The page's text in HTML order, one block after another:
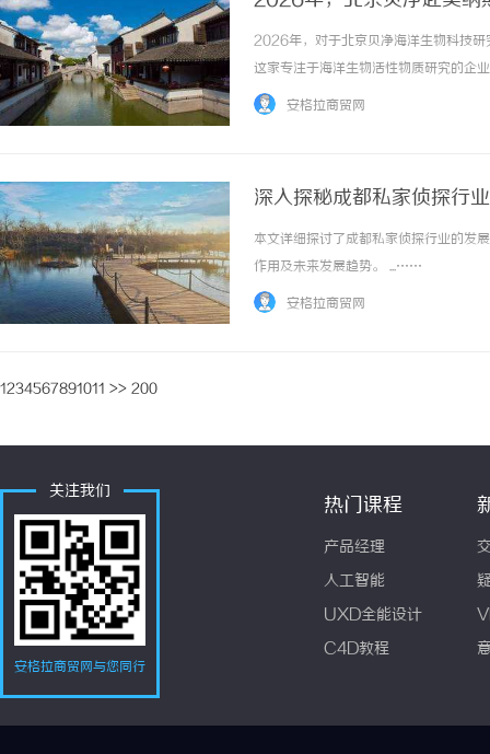
2026年，对于北京贝净海洋生物科技
这家专注于海洋生物活性物质研究的企
能已经听过它旗下的核心产品——NHB
安格拉商贸网
深入探秘成都私家侦探行
本文详细探讨了成都私家侦探行业的发
作用及未来发展趋势。 ...……
安格拉商贸网
1234567891011 >> 200
关注我们
安格拉商贸网与您同行
热门课程
产品经理
人工智能
UXD全能设计
C4D教程